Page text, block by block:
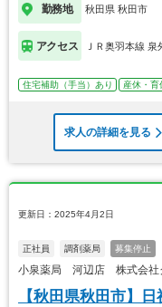
勤務地 秋田県 秋田市
アクセス ＪＲ奥羽本線 泉
住宅補助（手当）あり 産休・育
求人の詳細を見る
更新日：2025年4月2日
正社員 調剤薬局 募集停止
小泉薬局 河辺店 株式会社
【秋田県秋田市】